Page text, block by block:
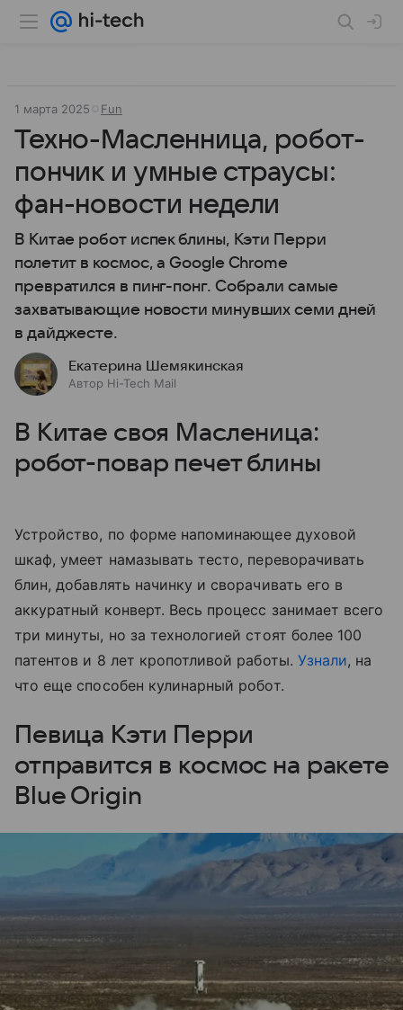
1 марта 2025 Fun
Техно-Масленница, робот-
пончик и умные страусы:
фан-новости недели
В Китае робот испек блины, Кэти Перри
полетит в космос, а Google Chrome
превратился в пинг-понг. Собрали самые
захватывающие новости минувших семи дней
в дайджесте.
Екатерина Шемякинская
Автор Hi-Tech Mail
В Китае своя Масленица:
робот-повар печет блины
Устройство, по форме напоминающее духовой
шкаф, умеет намазывать тесто, переворачивать
блин, добавлять начинку и сворачивать его в
аккуратный конверт. Весь процесс занимает всего
три минуты, но за технологией стоят более 100
патентов и 8 лет кропотливой работы. Узнали, на
что еще способен кулинарный робот.
Певица Кэти Перри
отправится в космос на ракете
Blue Origin